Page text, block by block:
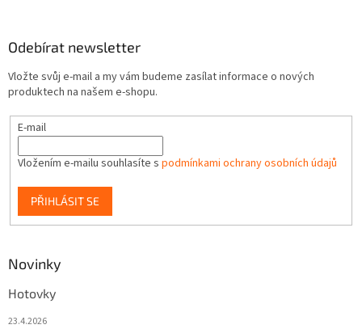
Odebírat newsletter
Vložte svůj e-mail a my vám budeme zasílat informace o nových
produktech na našem e-shopu.
E-mail
Vložením e-mailu souhlasíte s podmínkami ochrany osobních údajů
PŘIHLÁSIT SE
Novinky
Hotovky
23.4.2026